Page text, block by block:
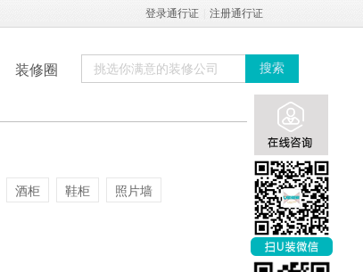
注册通行证
登录通行证
装修圈 搜索
酒柜 鞋柜
照片墙